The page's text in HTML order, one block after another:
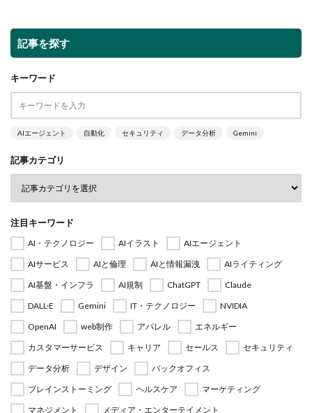
記事を探す
キーワード
AIエージェント 自動化 セキュリティ データ分析 Gemini
記事カテゴリ
注目キーワード
AI・テクノロジー AIイラスト
AIエージェント
AIサービス
AIと倫理 AIと情報漏洩
AIライティング
AI基盤・インフラ
AI規制 ChatGPT
Claude
DALL·E
Gemini IT・テクノロジー
NVIDIA
OpenAI
web制作 アパレル
エネルギー
カスタマーサービス
キャリア セールス
セキュリティ
データ分析
デザイン
バックオフィス
ブレインストーミング
ヘルスケア
マーケティング
マネジメント
メディア・エンターテイメント